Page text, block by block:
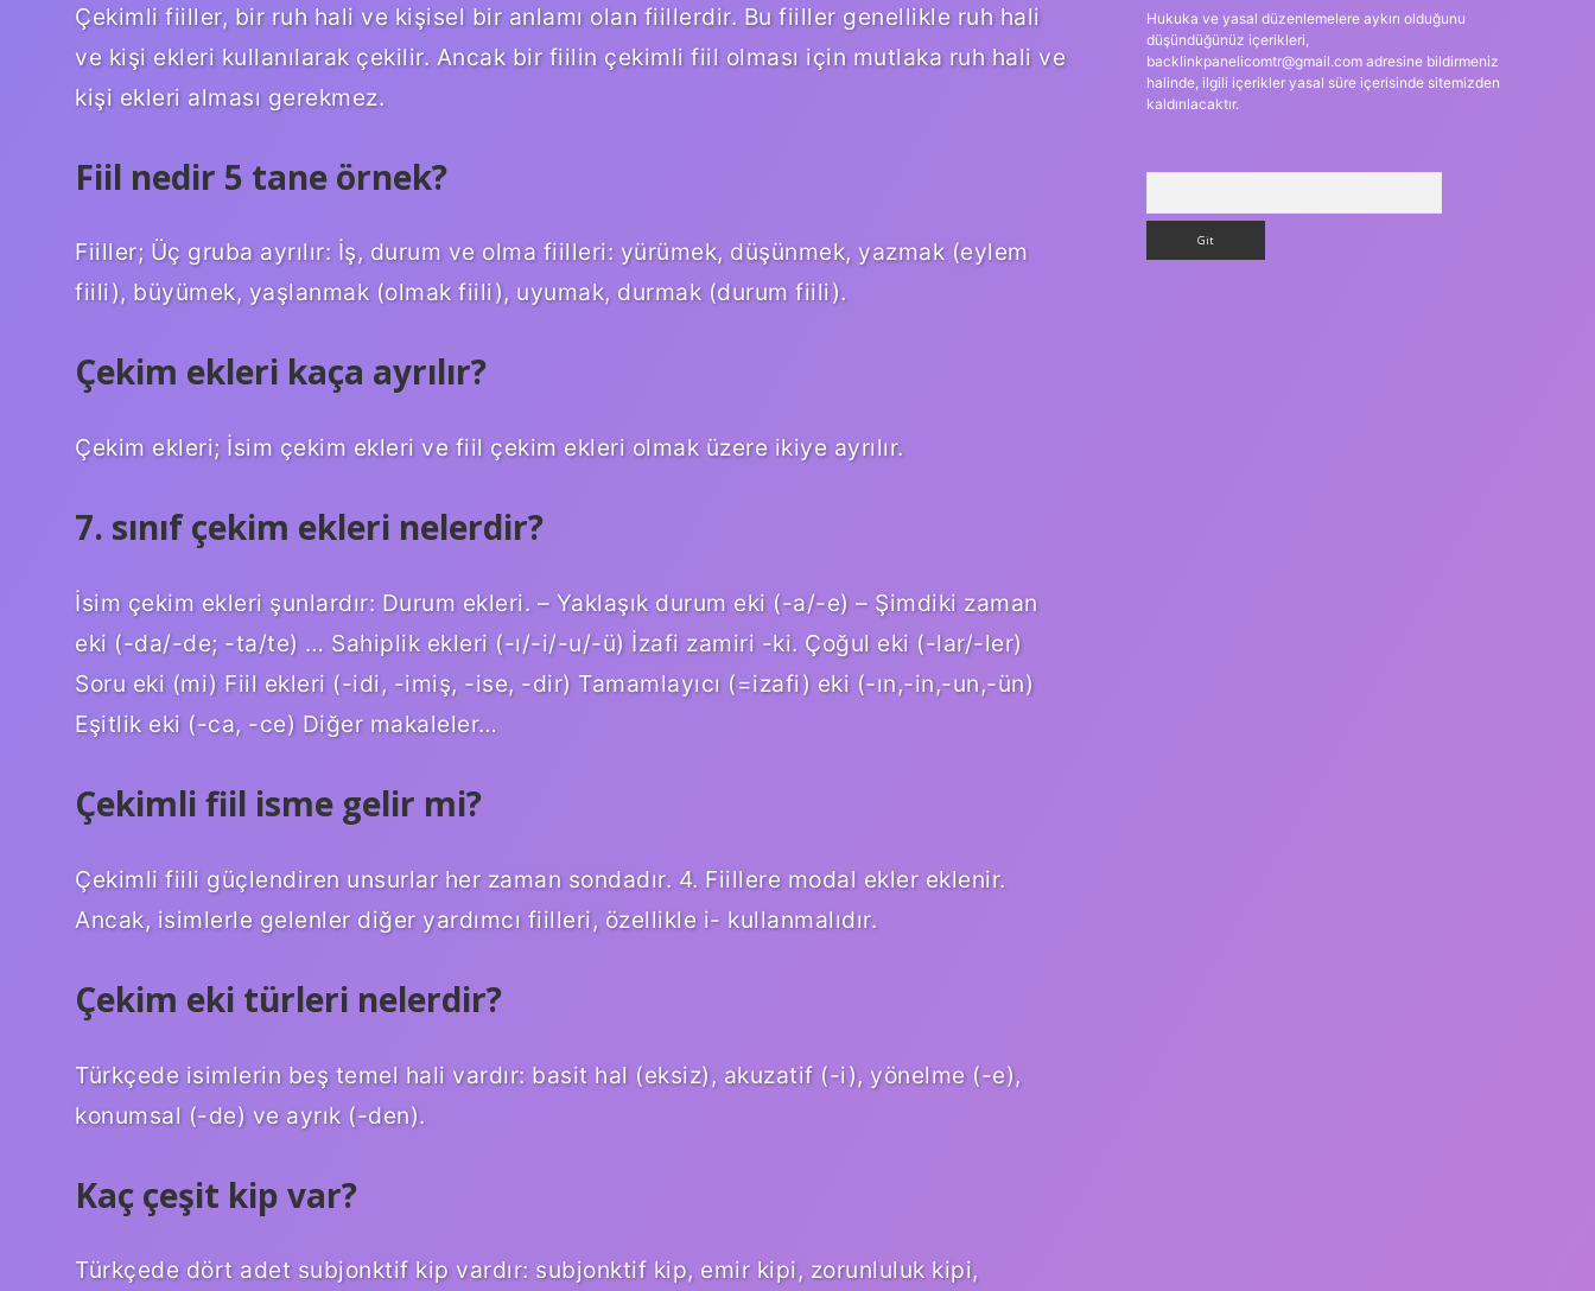
Çekimli fiiller, bir ruh hali ve kişisel bir anlamı olan fiillerdir. Bu fiiller genellikle ruh hali
ve kişi ekleri kullanılarak çekilir. Ancak bir fiilin çekimli fiil olması için mutlaka ruh hali ve
kişi ekleri alması gerekmez.
Fiil nedir 5 tane örnek?
Fiiller; Üç gruba ayrılır: İş, durum ve olma fiilleri: yürümek, düşünmek, yazmak (eylem
fiili), büyümek, yaşlanmak (olmak fiili), uyumak, durmak (durum fiili).
Çekim ekleri kaça ayrılır?
Çekim ekleri; İsim çekim ekleri ve fiil çekim ekleri olmak üzere ikiye ayrılır.
7. sınıf çekim ekleri nelerdir?
İsim çekim ekleri şunlardır: Durum ekleri. – Yaklaşık durum eki (-a/-e) – Şimdiki zaman
eki (-da/-de; -ta/te) … Sahiplik ekleri (-ı/-i/-u/-ü) İzafi zamiri -ki. Çoğul eki (-lar/-ler)
Soru eki (mi) Fiil ekleri (-idi, -imiş, -ise, -dir) Tamamlayıcı (=izafi) eki (-ın,-in,-un,-ün)
Eşitlik eki (-ca, -ce) Diğer makaleler…
Çekimli fiil isme gelir mi?
Çekimli fiili güçlendiren unsurlar her zaman sondadır. 4. Fiillere modal ekler eklenir.
Ancak, isimlerle gelenler diğer yardımcı fiilleri, özellikle i- kullanmalıdır.
Çekim eki türleri nelerdir?
Türkçede isimlerin beş temel hali vardır: basit hal (eksiz), akuzatif (-i), yönelme (-e),
konumsal (-de) ve ayrık (-den).
Kaç çeşit kip var?
Türkçede dört adet subjonktif kip vardır: subjonktif kip, emir kipi, zorunluluk kipi,
Hukuka ve yasal düzenlemelere aykırı olduğunu
düşündüğünüz içerikleri,
backlinkpanelicomtr@gmail.comadresine bildirmeniz
halinde, ilgili içerikler yasal süre içerisinde sitemizden
kaldırılacaktır.